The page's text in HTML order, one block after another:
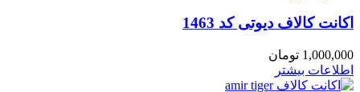
اکانت کالاف دیوتی کد 1463
1,000,000 تومان
اطلاعات بیشتر